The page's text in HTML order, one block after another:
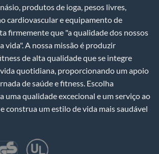
produtos de ioga, pesos livres,
cardiovascular e equipamento de
firmemente que "a qualidade dos nossos
vida". A nossa missão é produzir
de alta qualidade que se integre
quotidiana, proporcionando um apoio
de saúde e fitness. Escolha
qualidade excecional e um serviço ao
construa um estilo de vida mais saudável